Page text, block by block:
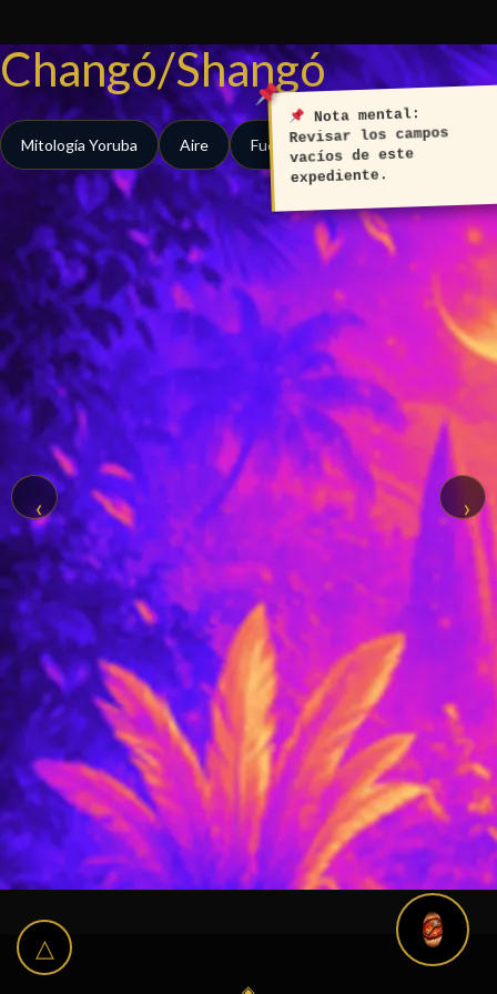
contenido
‹ ›
Changó/Shangó
Mitología Yoruba Aire Fuego Tierra
Nota mental:
Revisar los campos
vacíos de este
expediente.
△